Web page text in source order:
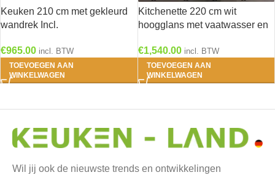
Keuken 210 cm met gekleurd
wandrek Incl.
624
€965.00 incl. BTW
TOEVOEGEN AAN
WINKELWAGEN
Kitchenette 220 cm wit
hoogglans met vaatwasser en
4534
€1,540.00 incl. BTW
TOEVOEGEN AAN
WINKELWAGEN
Wil jij ook de nieuwste trends en ontwikkelingen